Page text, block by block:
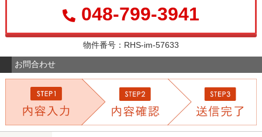
048-799-3941
物件番号：RHS-im-57633
お問合わせ